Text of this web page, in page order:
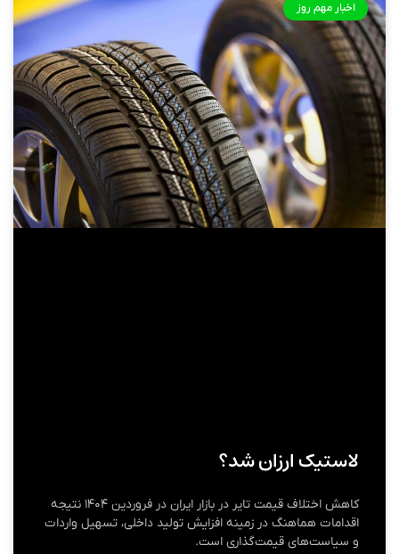
اخبار مهم روز
لاستیک ارزان شد؟
کاهش اختلاف قیمت تایر در بازار ایران در فروردین ۱۴۰۴ نتیجه
اقدامات هماهنگ در زمینه افزایش تولید داخلی، تسهیل واردات
و سیاست‌های قیمت‌گذاری است.